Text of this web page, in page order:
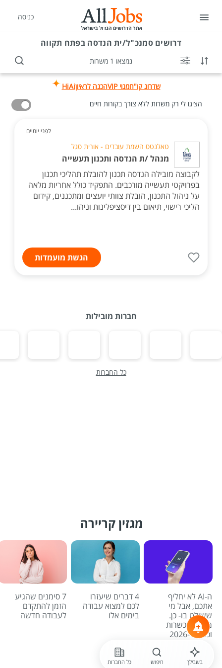
כניסה
דרושיםסמנכ"ל/ית הנדסה בפתח תקווה
נמצאו 1 משרות
שדרוג קו"חמנוי VIP הכנה לראיוןHiAi
הציגו לי רק משרות ללא צורך בקורות חיים
לפני יומיים
טאלנטס השמת עובדים - אורית סגל
מנהל /ת הנדסה ותכנון תעשייה
לקבוצה מובילה הנדסה תכנון להובלת תהליכי תכנון
בפרויקטי תעשייה מורכבים. התפקיד כולל אחריות מלאה
על ניהול התכנון, הובלת צוותי יועצים ומתכננים, קידום
הליכי רישוי, תיאום בין דיסציפלינות וניהו...
הגשת מועמדות
חברות מובילות
כל החברות
מגזין קריירה
ה-AI לא יחליף
אתכם, אבל מי
ששולט בו- כן.
מדריך הכשרות
וכלים ל-2026
4 דברים שיעזרו
לכם למצוא עבודה
בימים אלו
7 סימנים שהגיע
הזמן להתקדם
לעבודה חדשה
לכל הכתבות
בשבילך חיפוש כל החברות